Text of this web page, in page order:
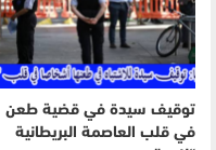
توقيف سيدة في قضية طعن
في قلب العاصمة البريطانية